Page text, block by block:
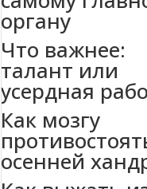
органу
Что важнее:
талант или
усердная
Как мозгу
осенней